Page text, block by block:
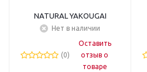
NATURAL YAKOUGAI
Нет в наличии
(0)
Оставить
отзыв о
товаре